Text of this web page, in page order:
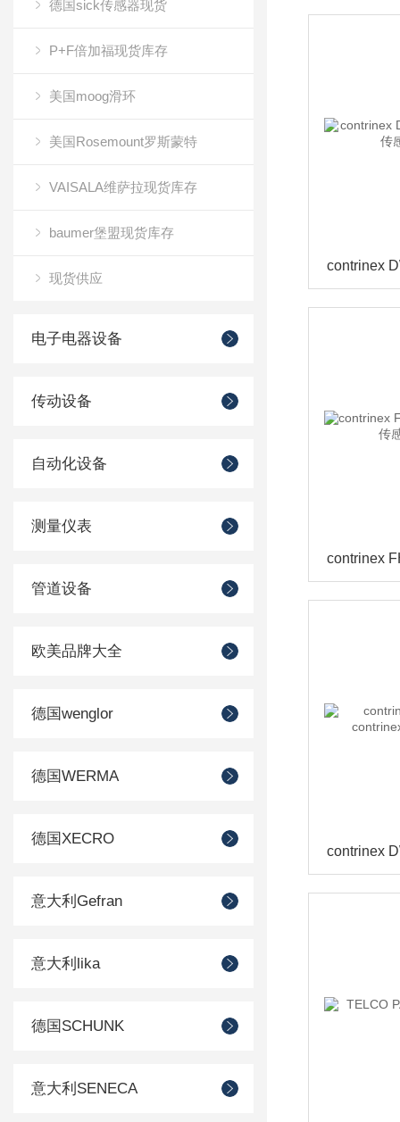
德国sick传感器现货
P+F倍加福现货库存
美国moog滑环
美国Rosemount罗斯蒙特
VAISALA维萨拉现货库存
baumer堡盟现货库存
现货供应
电子电器设备
传动设备
自动化设备
测量仪表
管道设备
欧美品牌大全
德国wenglor
德国WERMA
德国XECRO
意大利Gefran
意大利lika
德国SCHUNK
意大利SENECA